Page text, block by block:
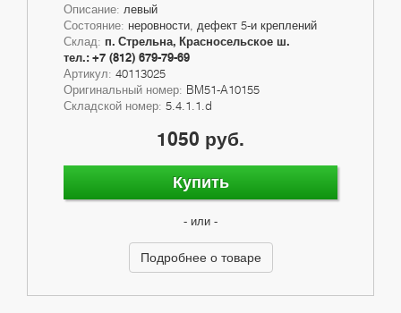
Описание: левый
Состояние: неровности, дефект 5-и креплений
Склад: п. Стрельна, Красносельское ш.
тел.: +7 (812) 679-79-69
Артикул: 40113025
Оригинальный номер: BM51-A10155
Складской номер: 5.4.1.1.d
1050 руб.
Купить
- или -
Подробнее о товаре